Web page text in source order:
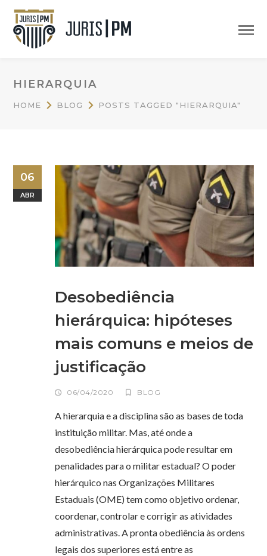
HIERARQUIA
HOME BLOG POSTS TAGGED "HIERARQUIA"
06
ABR
Desobediência
hierárquica: hipóteses
mais comuns e meios de
justificação
06/04/2020 BLOG
A hierarquia e a disciplina são as bases de toda
instituição militar. Mas, até onde a
desobediência hierárquica pode resultar em
penalidades para o militar estadual? O poder
hierárquico nas Organizações Militares
Estaduais (OME) tem como objetivo ordenar,
coordenar, controlar e corrigir as atividades
administrativas. A pronta obediência às ordens
legais dos superiores está entre as